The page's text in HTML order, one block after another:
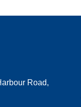
Road,